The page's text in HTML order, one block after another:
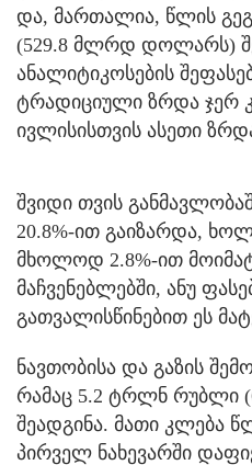
და, მართალია, წლის
(529.8 მლრდ დოლარს)
ანალიტიკოსების
ტრადიციული ზრდა ჯერ
ივლისისთვის ასეთი
შვიდი თვის
20.8%-ით გაიზარდა,
მხოლოდ 2.8%-ით
მაჩვენებლებში, ანუ
გათვალისწინებით ეს
ნავთობისა და გაზის
რამაც 5.2 ტრლნ
შეადგინა. მათი კლება
პირველ ნახევარში